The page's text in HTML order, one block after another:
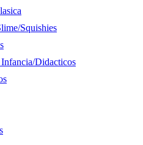
Squishies
Didacticos